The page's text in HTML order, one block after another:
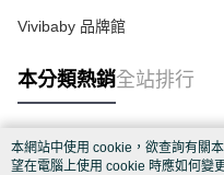
Vivibaby 品牌館
本分類熱銷全站排行
熱門標籤
本網站中使用 cookie，欲查詢有關
望在電腦上使用 cookie 時應如何變